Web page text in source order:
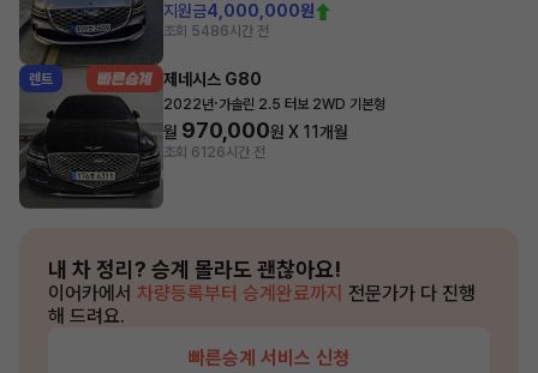
지원금4,000,000원
조회 5486시간 전
렌트 제네시스 G80
2022년·가솔린 2.5 터보 2WD 기본형
월 970,000원 X 11개월
조회 6126시간 전
내 차 정리? 승계 몰라도 괜찮아요!
이어카에서 차량등록부터 승계완료까지 전문가가 다 진행
해 드려요.
빠른승계 서비스 신청